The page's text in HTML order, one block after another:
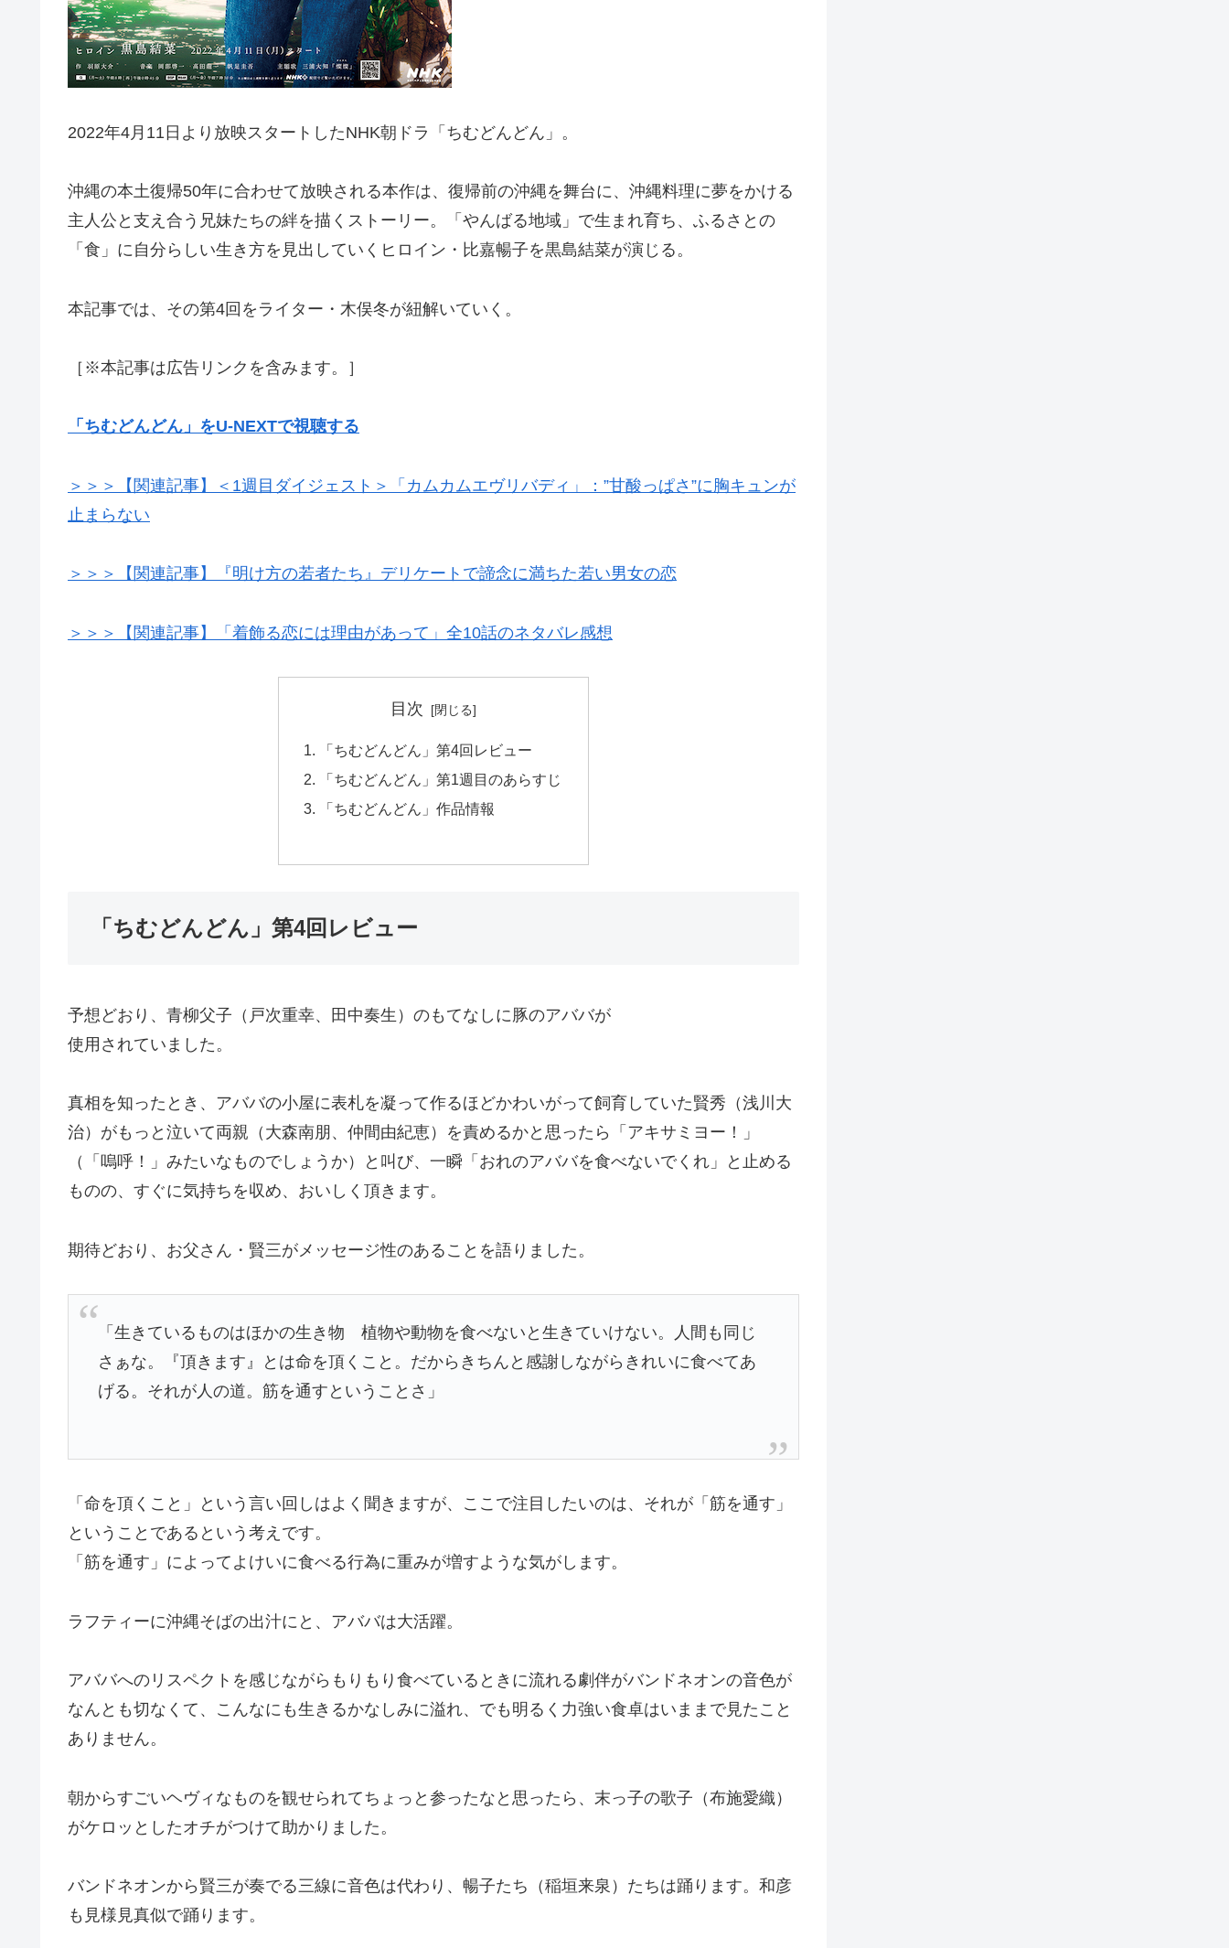
2022年4月11日より放映スタートしたNHK朝ドラ「ちむどんどん」。
沖縄の本土復帰50年に合わせて放映される本作は、復帰前の沖縄を舞台に、沖縄料理に夢をかける
主人公と支え合う兄妹たちの絆を描くストーリー。「やんばる地域」で生まれ育ち、ふるさとの
「食」に自分らしい生き方を見出していくヒロイン・比嘉暢子を黒島結菜が演じる。
本記事では、その第4回をライター・木俣冬が紐解いていく。
［※本記事は広告リンクを含みます。］
「ちむどんどん」をU-NEXTで視聴する
＞＞＞【関連記事】＜1週目ダイジェスト＞「カムカムエヴリバディ」：”甘酸っぱさ”に胸キュンが
止まらない
＞＞＞【関連記事】『明け方の若者たち』デリケートで諦念に満ちた若い男女の恋
＞＞＞【関連記事】「着飾る恋には理由があって」全10話のネタバレ感想
目次
「ちむどんどん」第4回レビュー
「ちむどんどん」第1週目のあらすじ
「ちむどんどん」作品情報
「ちむどんどん」第4回レビュー
予想どおり、青柳父子（戸次重幸、田中奏生）のもてなしに豚のアババが
使用されていました。
真相を知ったとき、アババの小屋に表札を凝って作るほどかわいがって飼育していた賢秀（浅川大
治）がもっと泣いて両親（大森南朋、仲間由紀恵）を責めるかと思ったら「アキサミヨー！」
（「嗚呼！」みたいなものでしょうか）と叫び、一瞬「おれのアババを食べないでくれ」と止める
ものの、すぐに気持ちを収め、おいしく頂きます。
期待どおり、お父さん・賢三がメッセージ性のあることを語りました。
「生きているものはほかの生き物 植物や動物を食べないと生きていけない。人間も同じ
さぁな。『頂きます』とは命を頂くこと。だからきちんと感謝しながらきれいに食べてあ
げる。それが人の道。筋を通すということさ」
「命を頂くこと」という言い回しはよく聞きますが、ここで注目したいのは、それが「筋を通す」
ということであるという考えです。
「筋を通す」によってよけいに食べる行為に重みが増すような気がします。
ラフティーに沖縄そばの出汁にと、アババは大活躍。
アババへのリスペクトを感じながらもりもり食べているときに流れる劇伴がバンドネオンの音色が
なんとも切なくて、こんなにも生きるかなしみに溢れ、でも明るく力強い食卓はいままで見たこと
ありません。
朝からすごいヘヴィなものを観せられてちょっと参ったなと思ったら、末っ子の歌子（布施愛織）
がケロッとしたオチがつけて助かりました。
バンドネオンから賢三が奏でる三線に音色は代わり、暢子たち（稲垣来泉）たちは踊ります。和彦
も見様見真似で踊ります。